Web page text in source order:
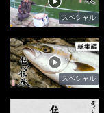
スペシャル
スペシャル